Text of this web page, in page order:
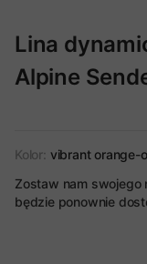
Lina
Alpine
Kolor: vibrant orange-
Zostaw nam swojego
będzie ponownie